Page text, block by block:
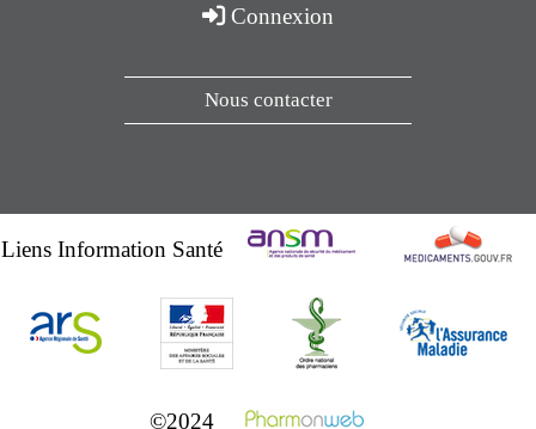
Connexion
Nous contacter
Liens Information Santé
©2024